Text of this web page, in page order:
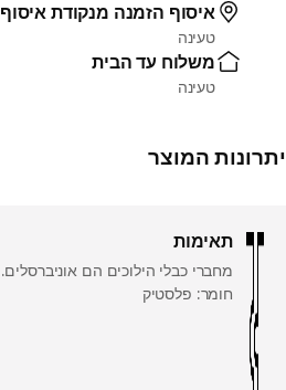
איסוף הזמנה מנקודת איסוף
טעינה
משלוח עד הבית
טעינה
יתרונות המוצר
תאימות
מחברי כבלי הילוכים הם אוניברסלים.
חומר: פלסטיק